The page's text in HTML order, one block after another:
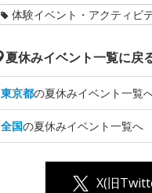
体験イベント・アクティビ
夏休みイベント一覧に戻
東京都の夏休みイベント一覧
全国の夏休みイベント一覧へ
X(旧